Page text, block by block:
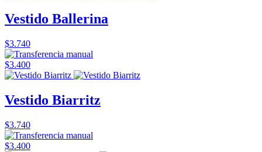
Vestido Ballerina
$3.740
$3.400
Vestido Biarritz
$3.740
$3.400